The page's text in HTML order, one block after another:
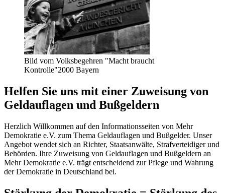
Bild vom Volksbegehren "Macht braucht
Kontrolle"2000 Bayern
Helfen Sie uns mit einer Zuweisung von
Geldauflagen und Bußgeldern
Herzlich Willkommen auf den Informationsseiten von Mehr
Demokratie e.V. zum Thema Geldauflagen und Bußgelder. Unser
Angebot wendet sich an Richter, Staatsanwälte, Strafverteidiger und
Behörden. Ihre Zuweisung von Geldauflagen und Bußgeldern an
Mehr Demokratie e.V. trägt entscheidend zur Pflege und Wahrung
der Demokratie in Deutschland bei.